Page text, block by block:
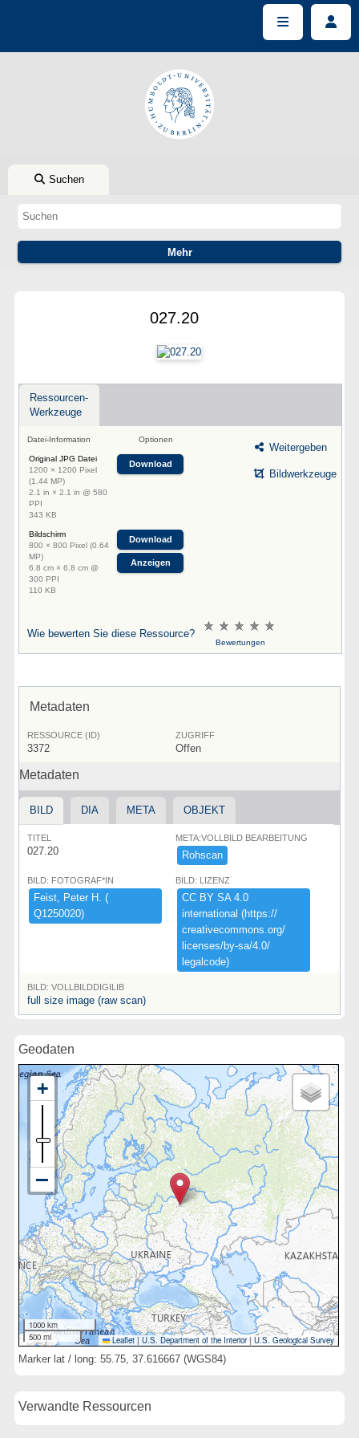
Suchen
027.20
Ressourcen-
Werkzeuge
Datei-Information Optionen
Original JPG Datei
1200 × 1200 Pixel
(1.44 MP)
2.1 in × 2.1 in @ 580
PPI
343 KB
Download
Bildschirm
800 × 800 Pixel (0.64
MP)
6.8 cm × 6.8 cm @
300 PPI
110 KB
Download
Anzeigen
Weitergeben
Bildwerkzeuge
Wie bewerten Sie diese Ressource?
Bewertungen
Metadaten
RESSOURCE (ID)
3372
ZUGRIFF
Offen
Metadaten
BILD DIA META OBJEKT
TITEL
027.20
META:VOLLBILD BEARBEITUNG
Rohscan
BILD: FOTOGRAF*IN
Feist,​ ​Peter ​H.​ ​(​
Q1250020)​
BILD: LIZENZ
CC ​BY ​SA ​4.​0 ​
international ​(​https:​/​/​
creativecommons.​org/​
licenses/​by-​sa/​4.​0/​
legalcode)​
BILD: VOLLBILDDIGILIB
full size image (raw scan)
Geodaten
1000 km
500 mi
Leaflet | U.S. Department of the Interior|U.S. Geological Survey
Marker lat / long: 55.75, 37.616667 (WGS84)
Verwandte Ressourcen